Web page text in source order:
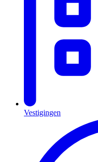
Vestigingen